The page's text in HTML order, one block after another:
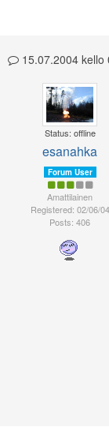
15.07.2004
Status: offline
esanahka
Forum User
Amattilainen
Registered: 02/06/04
Posts: 406